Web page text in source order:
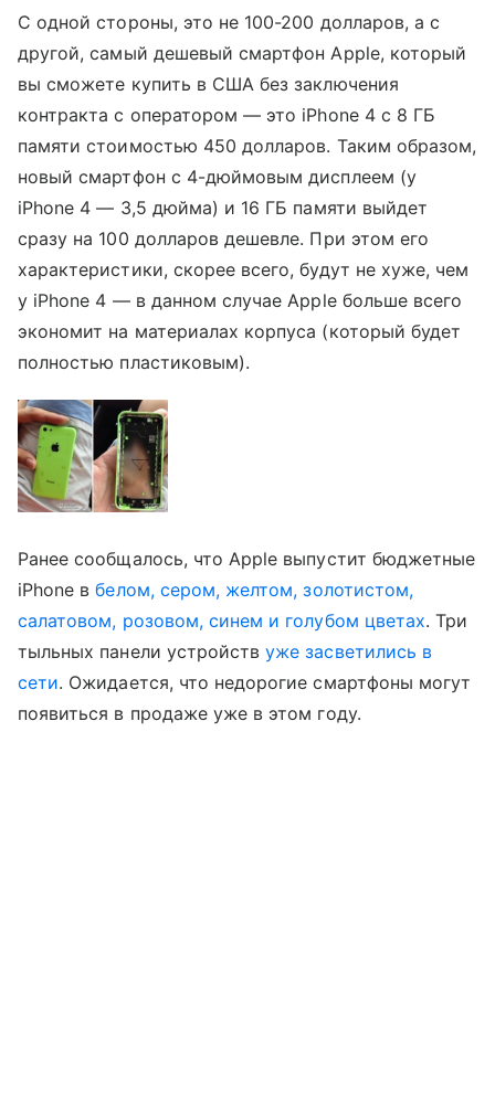
С одной стороны, это не 100-200 долларов, а с
другой, самый дешевый смартфон Apple, который
вы сможете купить в США без заключения
контракта с оператором — это iPhone 4 с 8 ГБ
памяти стоимостью 450 долларов. Таким образом,
новый смартфон с 4-дюймовым дисплеем (у
iPhone 4 — 3,5 дюйма) и 16 ГБ памяти выйдет
сразу на 100 долларов дешевле. При этом его
характеристики, скорее всего, будут не хуже, чем
у iPhone 4 — в данном случае Apple больше всего
экономит на материалах корпуса (который будет
полностью пластиковым).
Ранее сообщалось, что Apple выпустит бюджетные
iPhone вбелом, сером, желтом, золотистом,
салатовом, розовом, синем и голубом цветах. Три
тыльных панели устройствуже засветились в
сети. Ожидается, что недорогие смартфоны могут
появиться в продаже уже в этом году.